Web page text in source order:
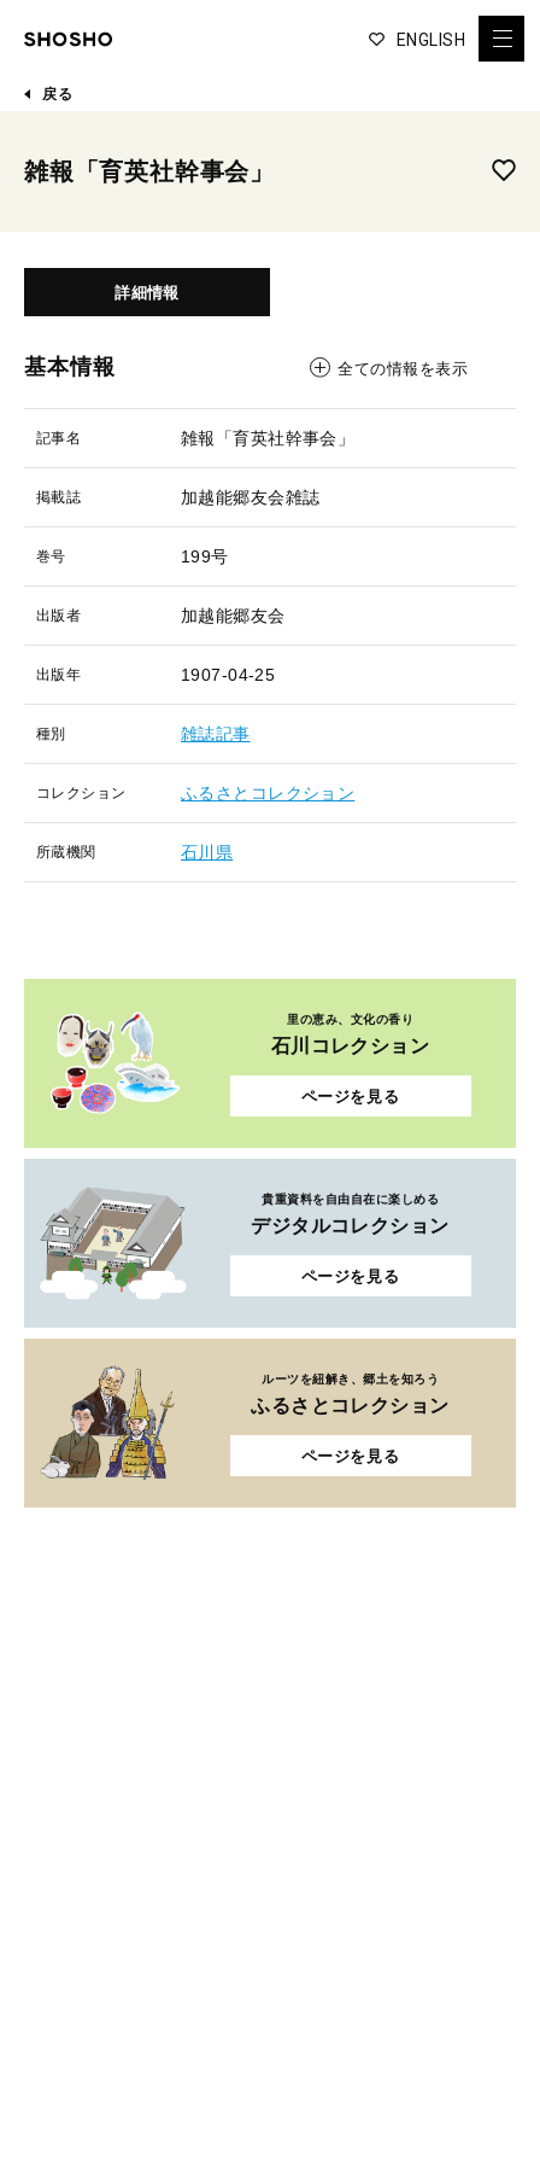
ENGLISH
戻る
雑報「育英社幹事会」
詳細情報
基本情報 全ての情報を表示
記事名 雑報「育英社幹事会」
掲載誌 加越能郷友会雑誌
巻号 199号
出版者 加越能郷友会
出版年 1907-04-25
種別 雑誌記事
コレクション ふるさとコレクション
所蔵機関 石川県
里の恵み、文化の香り
石川コレクション
ページを見る
貴重資料を自由自在に楽しめる
デジタルコレクション
ページを見る
ルーツを紐解き、郷土を知ろう
ふるさとコレクション
ページを見る